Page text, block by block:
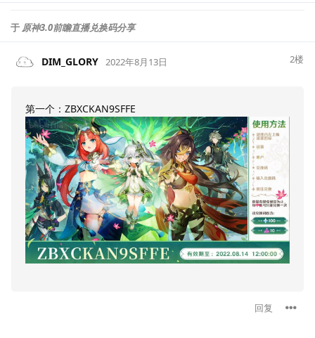
于 原神3.0前瞻直播兑换码分享
DIM_GLORY 2022年8月13日 2楼
第一个：ZBXCKAN9SFFE
回复